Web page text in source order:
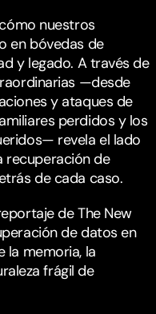
nuestros
en bóvedas de
y legado. A través de
—desde
y ataques de
perdidos y los
revela el lado
recuperación de
de cada caso.
de The New
de datos en
la memoria, la
frágil de